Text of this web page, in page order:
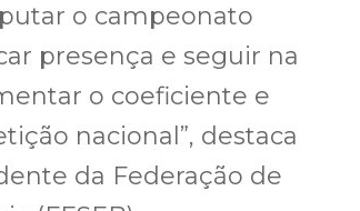
o campeonato
presença e seguir na
o coeficiente e
nacional”, destaca
da Federação de